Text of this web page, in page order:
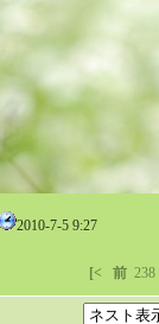
2010-7-5 9:27
[<
前 238